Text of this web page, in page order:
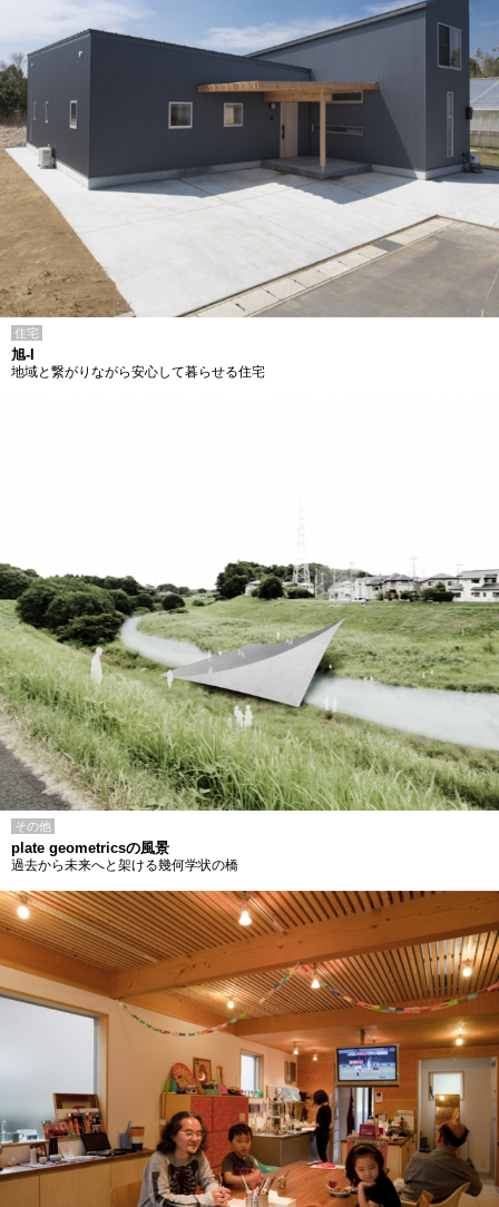
住宅
旭-I
地域と繋がりながら安心して暮らせる住宅
その他
plate geometricsの風景
過去から未来へと架ける幾何学状の橋